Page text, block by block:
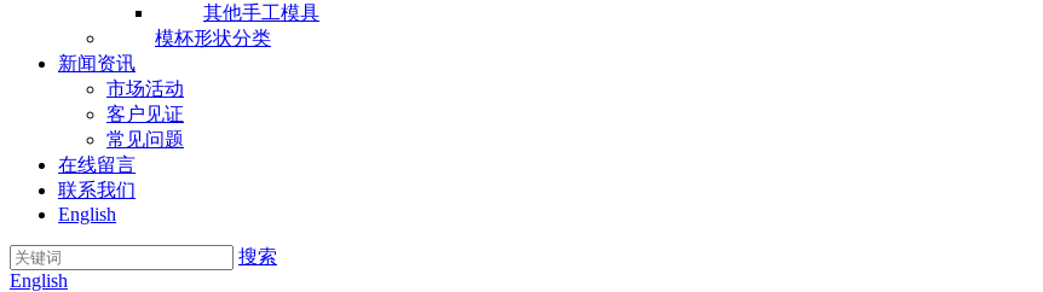
其他手工模具
模杯形状分类
新闻资讯
市场活动
客户见证
常见问题
在线留言
联系我们
English
搜索
English